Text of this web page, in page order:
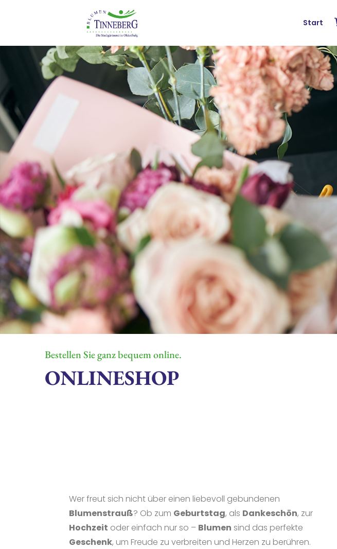
Start
Gärtnerei
Bestellen Sie ganz bequem online.
ONLINESHOP
Wer freut sich nicht über einen liebevoll gebundenen
Blumenstrauß? Ob zum Geburtstag, als Dankeschön, zur
Hochzeit oder einfach nur so – Blumen sind das perfekte
Geschenk, um Freude zu verbreiten und Herzen zu berühren.